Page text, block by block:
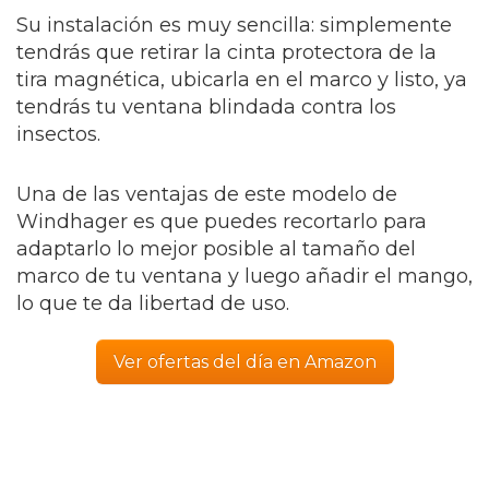
Su instalación es muy sencilla: simplemente
tendrás que retirar la cinta protectora de la
tira magnética, ubicarla en el marco y listo, ya
tendrás tu ventana blindada contra los
insectos.
Una de las ventajas de este modelo de
Windhager es que puedes recortarlo para
adaptarlo lo mejor posible al tamaño del
marco de tu ventana y luego añadir el mango,
lo que te da libertad de uso.
Ver ofertas del día en Amazon